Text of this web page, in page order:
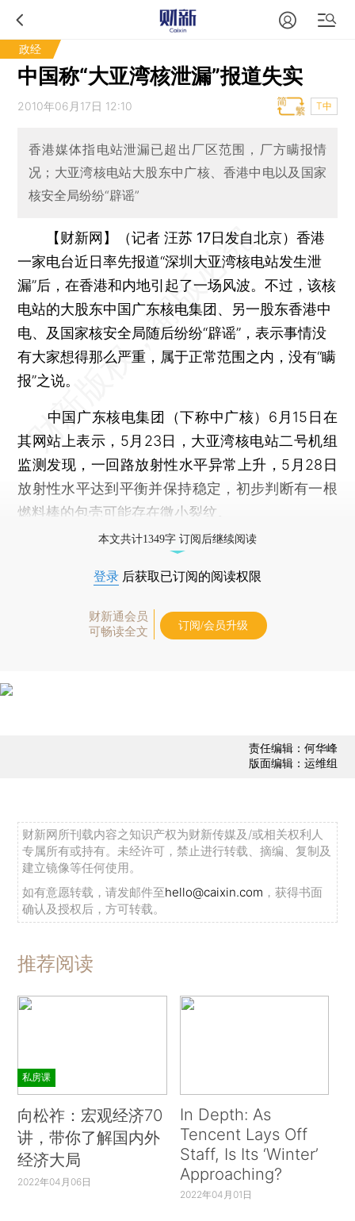
政经
中国称“大亚湾核泄漏”报道失实
2010年06月17日 12:10 T中
香港媒体指电站泄漏已超出厂区范围，厂方瞒报情
况；大亚湾核电站大股东中广核、香港中电以及国家
核安全局纷纷“辟谣”
【财新网】（记者 汪苏 17日发自北京）香港
一家电台近日率先报道“深圳大亚湾核电站发生泄
漏”后，在香港和内地引起了一场风波。不过，该核
电站的大股东中国广东核电集团、另一股东香港中
电、及国家核安全局随后纷纷“辟谣”，表示事情没
有大家想得那么严重，属于正常范围之内，没有“瞒
报”之说。
中国广东核电集团（下称中广核）6月15日在
其网站上表示，5月23日，大亚湾核电站二号机组
监测发现，一回路放射性水平异常上升，5月28日
放射性水平达到平衡并保持稳定，初步判断有一根
燃料棒的包壳可能存在微小裂纹。
本文共计1349字 订阅后继续阅读
登录 后获取已订阅的阅读权限
财新通会员
可畅读全文
订阅/会员升级
责任编辑：何华峰
版面编辑：运维组
财新网所刊载内容之知识产权为财新传媒及/或相关权利人
专属所有或持有。未经许可，禁止进行转载、摘编、复制及
建立镜像等任何使用。
如有意愿转载，请发邮件至hello@caixin.com ，获得书面
确认及授权后，方可转载。
推荐阅读
私房课
向松祚：宏观经济70
讲，带你了解国内外
经济大局
2022年04月06日
In Depth: As
Tencent Lays Off
Staff, Is Its ‘Winter’
Approaching?
2022年04月01日